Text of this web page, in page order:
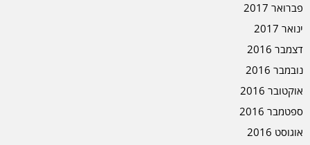
פברואר 2017
ינואר 2017
דצמבר 2016
נובמבר 2016
אוקטובר 2016
ספטמבר 2016
אוגוסט 2016